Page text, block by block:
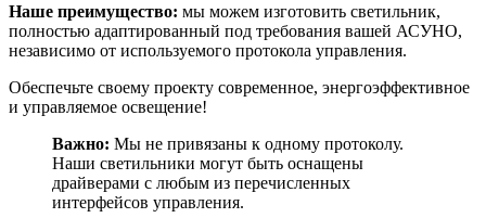
Наше преимущество: мы можем изготовить светильник,
полностью адаптированный под требования вашей АСУНО,
независимо от используемого протокола управления.
Обеспечьте своему проекту современное, энергоэффективное
и управляемое освещение!
Важно: Мы не привязаны к одному протоколу.
Наши светильники могут быть оснащены
драйверами с любым из перечисленных
интерфейсов управления.